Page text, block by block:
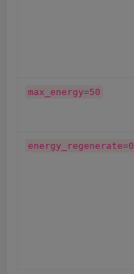
max_energy=50
energy_regenerate=0